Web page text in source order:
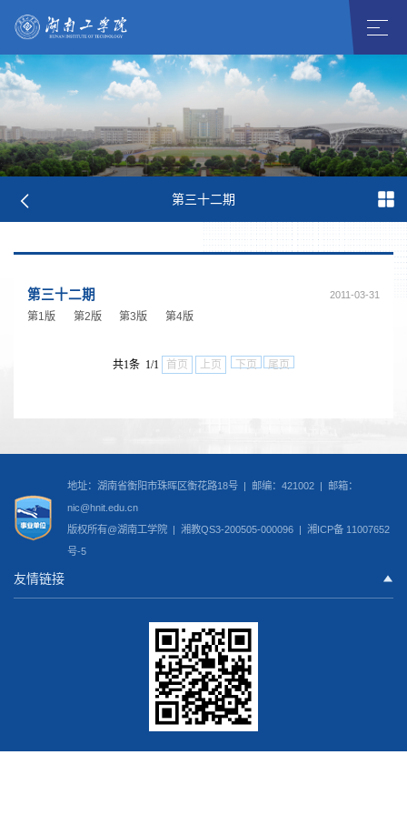
第三十二期
第三十二期
第1版 第2版 第3版 第4版
2011-03-31
共1条 1/1 首页 上页 下页 尾页
地址：湖南省衡阳市珠晖区衡花路18号 | 邮编：421002 | 邮箱：
nic@hnit.edu.cn
版权所有@湖南工学院 |湘教QS3-200505-000096 | 湘ICP备 11007652
号-5
友情链接